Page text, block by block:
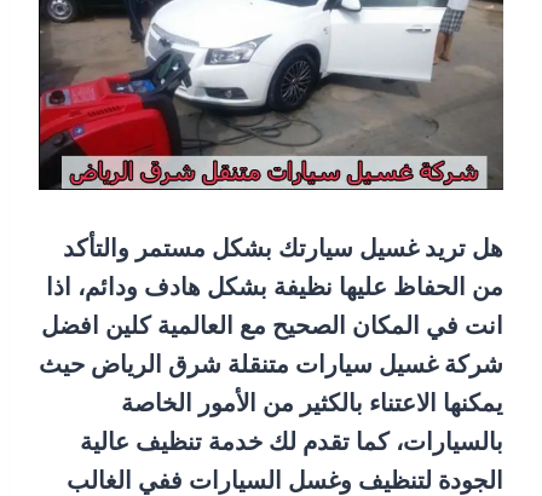
هل تريد غسيل سيارتك بشكل مستمر والتأكد
من الحفاظ عليها نظيفة بشكل هادف ودائم، اذا
انت في المكان الصحيح مع العالمية كلين افضل
شركة غسيل سيارات متنقلة شرق الرياض حيث
يمكنها الاعتناء بالكثير من الأمور الخاصة
بالسيارات، كما تقدم لك خدمة تنظيف عالية
الجودة لتنظيف وغسل السيارات ففي الغالب